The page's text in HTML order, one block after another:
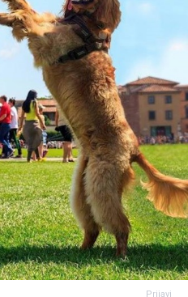
Prijavi